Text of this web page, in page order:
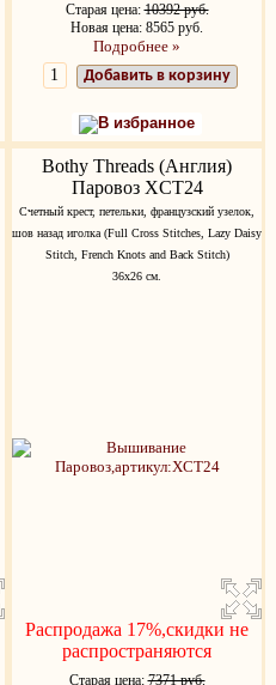
Старая цена:10392 руб.
Новая цена: 8565 руб.
Подробнее »
Добавить в корзину
В избранное
Bothy Threads (Англия)
Паровоз XCT24
Счетный крест, петельки, французский узелок,
шов назад иголка (Full Cross Stitches, Lazy Daisy
Stitch, French Knots and Back Stitch)
36х26 см.
Распродажа 17%,скидки не
распространяются
Старая цена:7371 руб.